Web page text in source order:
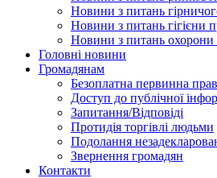
Новини з питань
Новини з питань гігієни
Новини з питань охорони
Головні новини
Громадянам
Безоплатна первинна
Доступ до публічної
Запитання/Відповіді
Протидія торгівлі людьми
Подолання
Звернення громадян
Контакти